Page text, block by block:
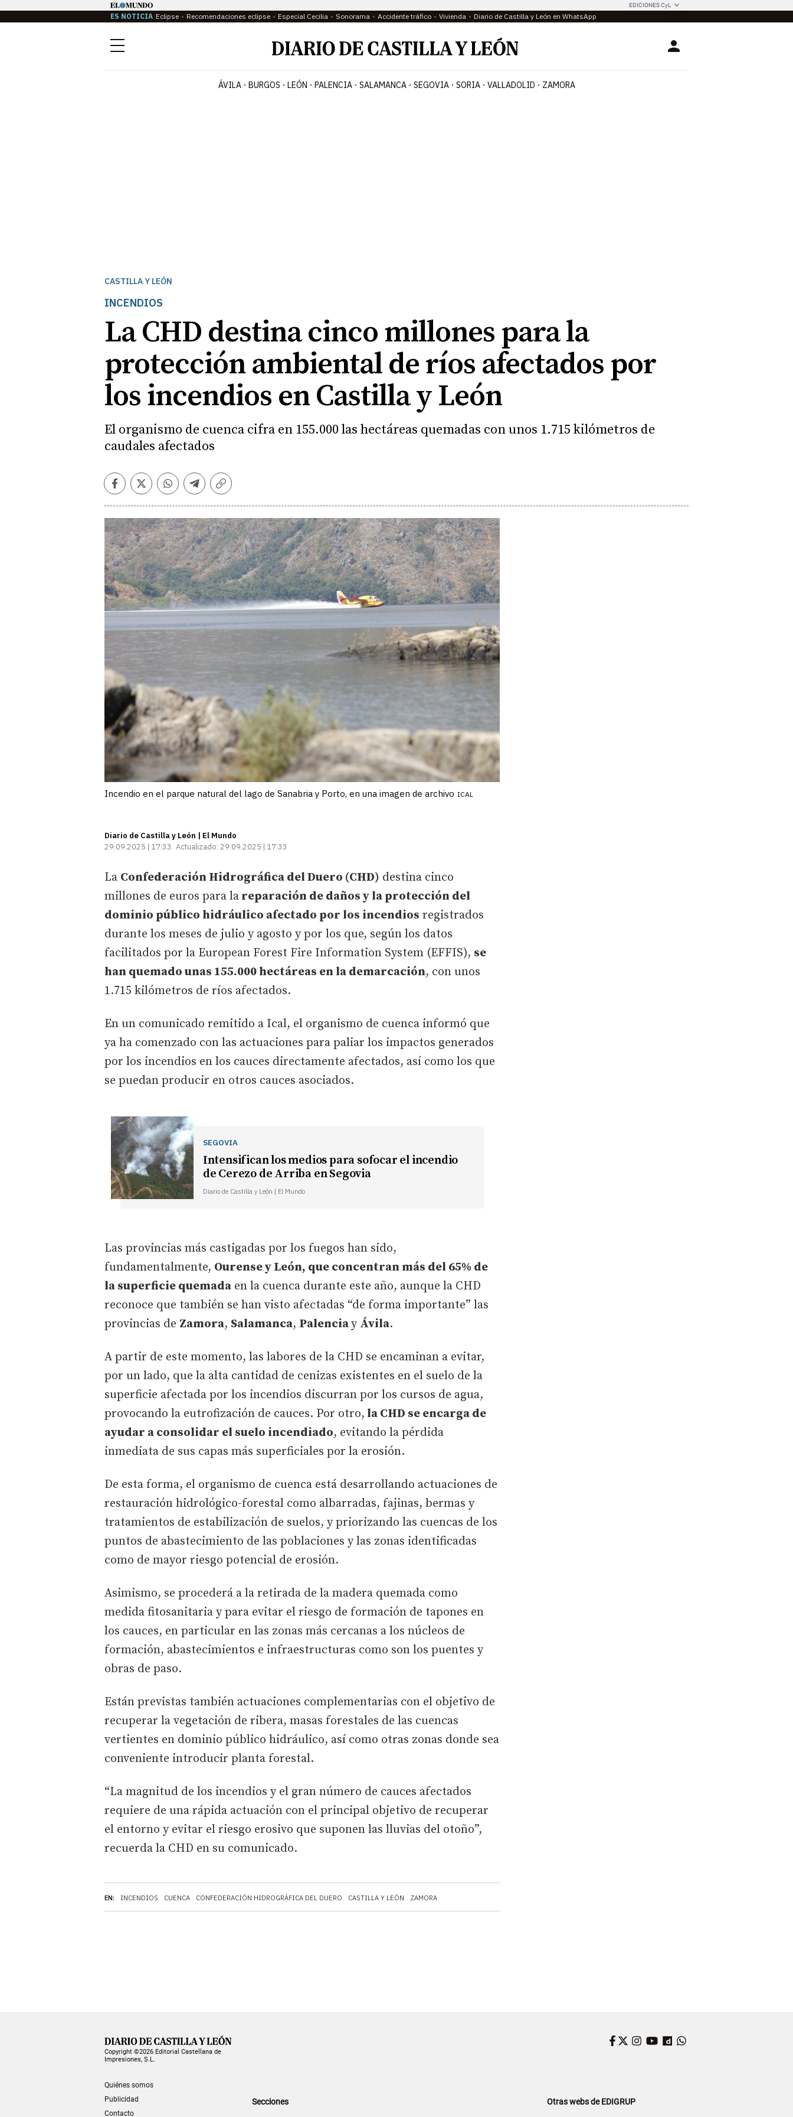
EDICIONES CyL
ES NOTICIA Eclipse Recomendaciones eclipse Especial Cecilia Sonorama Accidente tráfico Vivienda Diario de Castilla y León en WhatsApp
Menú Login
ÁVILA BURGOS LEÓN PALENCIA SALAMANCA SEGOVIA SORIA VALLADOLID ZAMORA
CASTILLA Y LEÓN
INCENDIOS
La CHD destina cinco millones para la
protección ambiental de ríos afectados por
los incendios en Castilla y León
El organismo de cuenca cifra en 155.000 las hectáreas quemadas con unos 1.715 kilómetros de
caudales afectados
Facebook
TwitterWhatsapp
Telegram
Copiar
Incendio en el parque natural del lago de Sanabria y Porto, en una imagen de archivo ICAL
Diario de Castilla y León | El Mundo
29.09.2025 | 17:33 Actualizado: 29.09.2025 | 17:33
EN: INCENDIOS CUENCA CONFEDERACIÓN HIDROGRÁFICA DEL DUERO CASTILLA Y LEÓN ZAMORA
La Confederación Hidrográfica del Duero (CHD) destina cinco
millones de euros para la reparación de daños y la protección del
dominio público hidráulico afectado por los incendios registrados
durante los meses de julio y agosto y por los que, según los datos
facilitados por la European Forest Fire Information System (EFFIS), se
han quemado unas 155.000 hectáreas en la demarcación, con unos
1.715 kilómetros de ríos afectados.
En un comunicado remitido a Ical, el organismo de cuenca informó que
ya ha comenzado con las actuaciones para paliar los impactos generados
por los incendios en los cauces directamente afectados, así como los que
se puedan producir en otros cauces asociados.
SEGOVIA
Intensifican los medios para sofocar el incendio
de Cerezo de Arriba en Segovia
Diario de Castilla y León | El Mundo
Las provincias más castigadas por los fuegos han sido,
fundamentalmente, Ourense y León, que concentran más del 65% de
la superficie quemada en la cuenca durante este año, aunque la CHD
reconoce que también se han visto afectadas “de forma importante” las
provincias de Zamora, Salamanca, Palenciay Ávila.
A partir de este momento, las labores de la CHD se encaminan a evitar,
por un lado, que la alta cantidad de cenizas existentes en el suelo de la
superficie afectada por los incendios discurran por los cursos de agua,
provocando la eutrofización de cauces. Por otro, la CHD se encarga de
ayudar a consolidar el suelo incendiado, evitando la pérdida
inmediata de sus capas más superficiales por la erosión.
De esta forma, el organismo de cuenca está desarrollando actuaciones de
restauración hidrológico-forestal como albarradas, fajinas, bermas y
tratamientos de estabilización de suelos, y priorizando las cuencas de los
puntos de abastecimiento de las poblaciones y las zonas identificadas
como de mayor riesgo potencial de erosión.
Asimismo, se procederá a la retirada de la madera quemada como
medida fitosanitaria y para evitar el riesgo de formación de tapones en
los cauces, en particular en las zonas más cercanas a los núcleos de
formación, abastecimientos e infraestructuras como son los puentes y
obras de paso.
Están previstas también actuaciones complementarias con el objetivo de
recuperar la vegetación de ribera, masas forestales de las cuencas
vertientes en dominio público hidráulico, así como otras zonas donde sea
conveniente introducir planta forestal.
“La magnitud de los incendios y el gran número de cauces afectados
requiere de una rápida actuación con el principal objetivo de recuperar
el entorno y evitar el riesgo erosivo que suponen las lluvias del otoño”,
recuerda la CHD en su comunicado.
Copyright ©2026 Editorial Castellana de
Impresiones, S.L.
Quiénes somos
Publicidad
Contacto
Facebook
Twitter
Instagram
YouTube
Dailymotion
Secciones Otras webs de EDIGRUP